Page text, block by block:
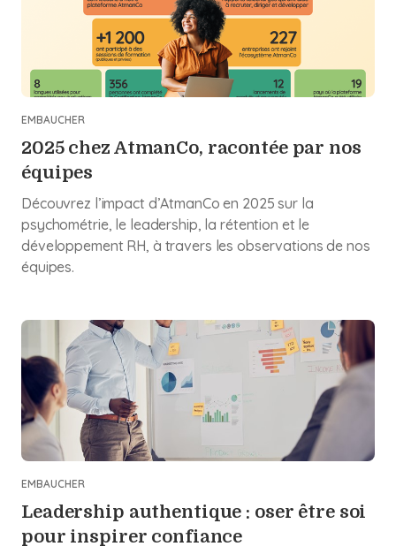
EMBAUCHER
2025 chez AtmanCo, racontée par nos
équipes
Découvrez l’impact d’AtmanCo en 2025 sur la
psychométrie, le leadership, la rétention et le
développement RH, à travers les observations de nos
équipes.
EMBAUCHER
Leadership authentique : oser être soi
pour inspirer confiance